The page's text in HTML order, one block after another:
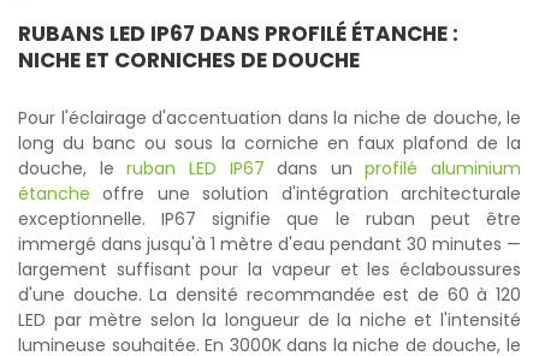
RUBANS LED IP67 DANS PROFILÉ ÉTANCHE :
NICHE ET CORNICHES DE DOUCHE
Pour l'éclairage d'accentuation dans la niche de douche, le
long du banc ou sous la corniche en faux plafond de la
douche, leruban LED IP67 dans unprofilé aluminium
étanche offre une solution d'intégration architecturale
exceptionnelle. IP67 signifie que le ruban peut être
immergé dans jusqu'à 1 mètre d'eau pendant 30 minutes —
largement suffisant pour la vapeur et les éclaboussures
d'une douche. La densité recommandée est de 60 à 120
LED par mètre selon la longueur de la niche et l'intensité
lumineuse souhaitée. En 3000K dans la niche de douche, le